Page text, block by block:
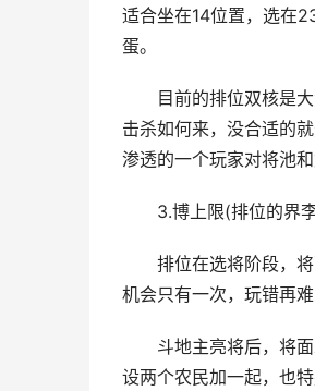
适合坐在14位置，选在
蛋。
目前的排位双核是大
击杀如何来，没合适的
渗透的一个玩家对将池
3.博上限(排位的界
排位在选将阶段，将
机会只有一次，玩错再
斗地主亮将后，将面
设两个农民加一起，也